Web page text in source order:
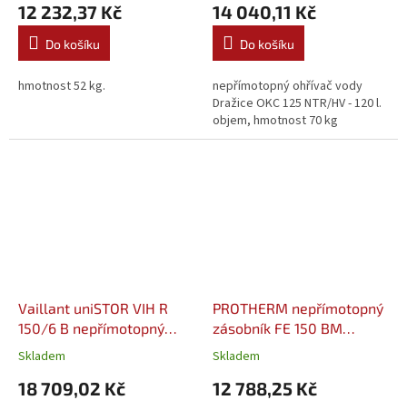
12 232,37 Kč
Do košíku
hmotnost 52 kg.
14 040,11 Kč
Do košíku
nepřímotopný ohřívač vody
Dražice OKC 125 NTR/HV - 120 l.
objem, hmotnost 70 kg
Vaillant uniSTOR VIH R
150/6 B nepřímotopný
zásobníkový ohřívač
Skladem
18 709,02 Kč
PROTHERM nepřímotopný
zásobník FE 150 BM
(0010015957)
Skladem
12 788,25 Kč